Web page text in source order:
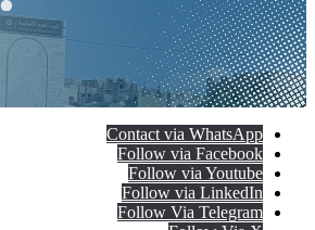
Contact via WhatsApp
Follow via Facebook
Follow via Youtube
Follow via LinkedIn
Follow Via Telegram